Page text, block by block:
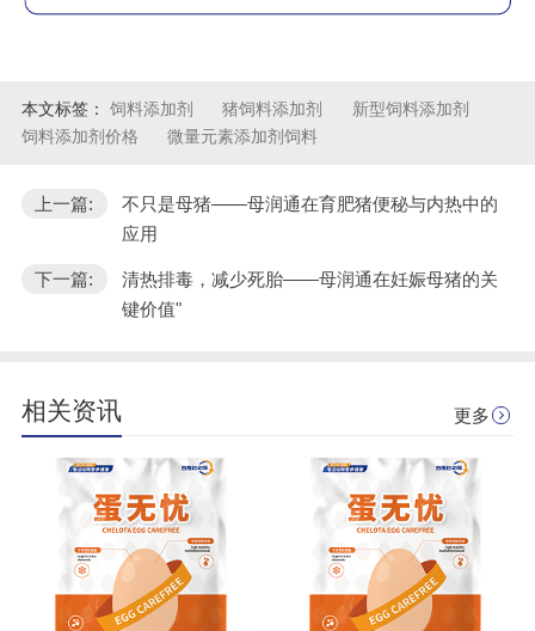
本文标签： 饲料添加剂 猪饲料添加剂
新型饲料添加剂
饲料添加剂价格
微量元素添加剂饲料
上一篇:
不只是母猪——母润通在育肥猪便秘与内热中的
应用
下一篇:
清热排毒，减少死胎——母润通在妊娠母猪的关
键价值"
相关资讯 更多